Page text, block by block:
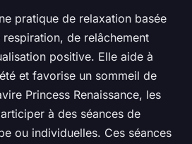
pratique de relaxation basée
de relâchement
positive. Elle aide à
et favorise un sommeil de
Princess Renaissance, les
à des séances de
ou individuelles. Ces séances